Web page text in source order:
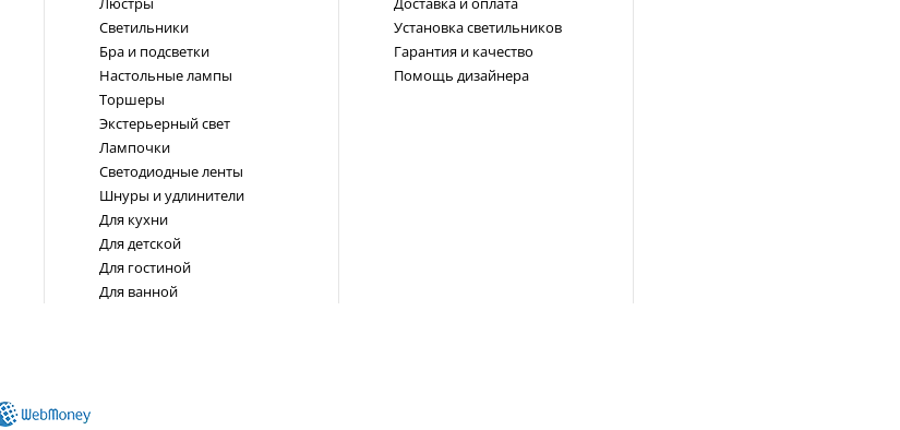
Светильники
Бра и подсветки
Настольные лампы
Торшеры
Экстерьерный свет
Лампочки
Светодиодные ленты
Шнуры и удлинители
Для кухни
Для детской
Для гостиной
Для ванной
Установка светильников
Гарантия и качество
Помощь дизайнера